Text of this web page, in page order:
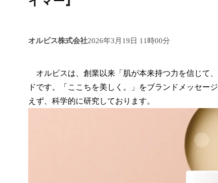
オルビス株式会社2026年3月19日 11時00分
オルビスは、創業以来「肌が本来持つ力を信じて
ドです。「ここちを美しく。」をブランドメッセー
えず、科学的に研究しております。